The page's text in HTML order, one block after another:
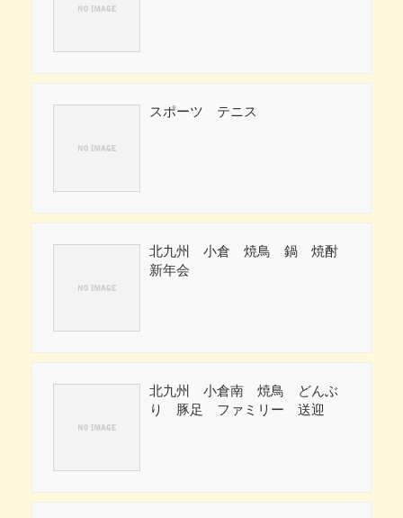
スポーツ テニス
北九州 小倉 焼鳥 鍋 焼酎
新年会
北九州 小倉南 焼鳥 どんぶ
り 豚足 ファミリー 送迎